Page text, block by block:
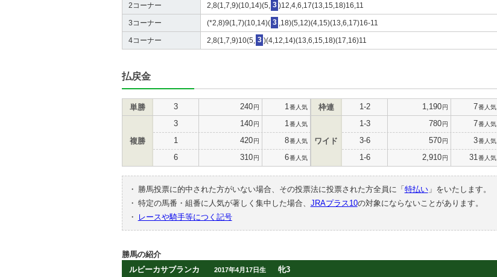
2コーナー 2,8(1,7,9)(10,14)(5, 3 )12,4,6,17(13,15,18)16,11
3コーナー (*2,8)9(1,7)(10,14)( 3 ,18)(5,12)(4,15)(13,6,17)16-11
4コーナー 2,8(1,7,9)10(5, 3 )(4,12,14)(13,6,15,18)(17,16)11
払戻金
単勝 3 240円 1 番人気
複勝
3 140円 1 番人気
1 420円 8番人気
6 310円 6番人気
枠連 1-2 1,190円 7番人気
ワイド
1-3 780円 7番人気
3-6 570円 3番人気
1-6 2,910円 31 番人気
・ 勝馬投票に的中された方がいない場合、その投票法に投票された方全員に「 特払い」をいたします。
・ 特定の馬番・組番に人気が著しく集中した場合、 JRAプラス10の対象にならないことがあります。
・
レースや騎手等につく記号
勝馬の紹介
ルビーカサブランカ
2017年4月17日生 牝3